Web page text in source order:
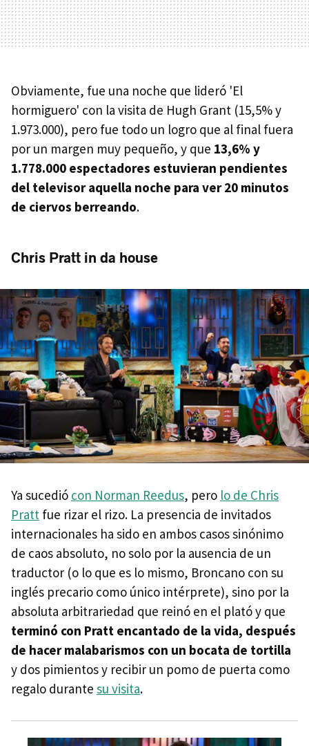
Obviamente, fue una noche que lideró 'El
hormiguero' con la visita de Hugh Grant (15,5% y
1.973.000), pero fue todo un logro que al final fuera
por un margen muy pequeño, y que 13,6% y
1.778.000 espectadores estuvieran pendientes
del televisor aquella noche para ver 20 minutos
de ciervos berreando.
Chris Pratt in da house
Ya sucedió con Norman Reedus, pero lo de Chris
Pratt fue rizar el rizo. La presencia de invitados
internacionales ha sido en ambos casos sinónimo
de caos absoluto, no solo por la ausencia de un
traductor (o lo que es lo mismo, Broncano con su
inglés precario como único intérprete), sino por la
absoluta arbitrariedad que reinó en el plató y que
terminó con Pratt encantado de la vida, después
de hacer malabarismos con un bocata de tortilla
y dos pimientos y recibir un pomo de puerta como
regalo durante su visita.